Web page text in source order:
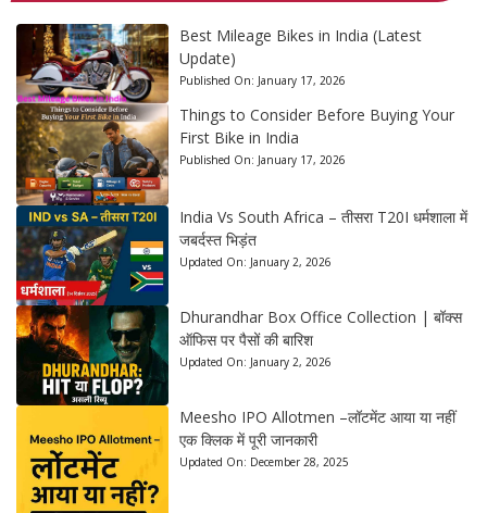
Best Mileage Bikes in India (Latest
Update)
Published On: January 17, 2026
Things to Consider Before Buying Your
First Bike in India
Published On: January 17, 2026
India Vs South Africa – तीसरा T20I धर्मशाला में
जबर्दस्त भिड़ंत
Updated On: January 2, 2026
Dhurandhar Box Office Collection | बॉक्स
ऑफिस पर पैसों की बारिश
Updated On: January 2, 2026
Meesho IPO Allotmen –लॉटमेंट आया या नहीं
एक क्लिक में पूरी जानकारी
Updated On: December 28, 2025